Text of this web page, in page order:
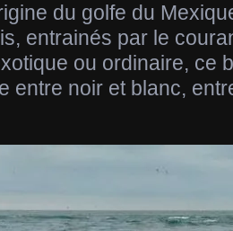
du golfe du
entrainés par le
ou ordinaire, ce
entre noir et blanc,